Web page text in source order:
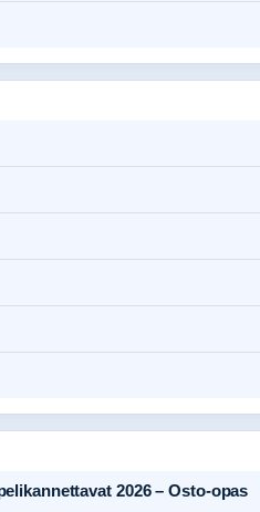
2026 – Osto-opas